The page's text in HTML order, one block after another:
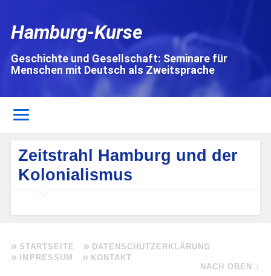
Hamburg-Kurse
Geschichte und Gesellschaft: Seminare für
Menschen mit Deutsch als Zweitsprache
Zeitstrahl Hamburg und der
Kolonialismus
STARTSEITE
DATENSCHUTZERKLÄRUNG
IMPRESSUM
KONTAKT
NACH OBEN ↑